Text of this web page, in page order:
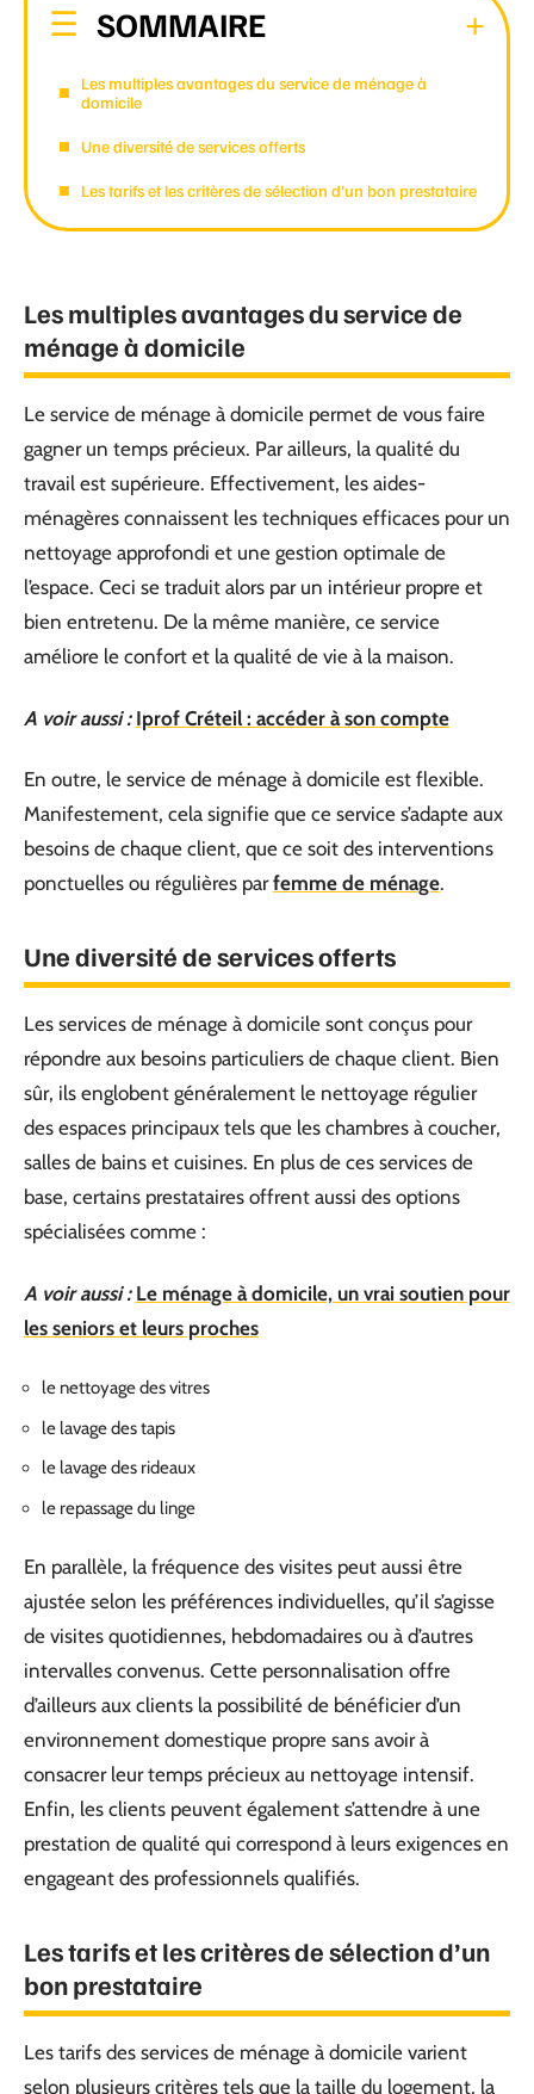
SOMMAIRE
Les multiples avantages du service de ménage à
domicile
Une diversité de services offerts
Les tarifs et les critères de sélection d’un bon prestataire
Les multiples avantages du service de
ménage à domicile
Le service de ménage à domicile permet de vous faire
gagner un temps précieux. Par ailleurs, la qualité du
travail est supérieure. Effectivement, les aides-
ménagères connaissent les techniques efficaces pour un
nettoyage approfondi et une gestion optimale de
l’espace. Ceci se traduit alors par un intérieur propre et
bien entretenu. De la même manière, ce service
améliore le confort et la qualité de vie à la maison.
A voir aussi : Iprof Créteil : accéder à son compte
En outre, le service de ménage à domicile est flexible.
Manifestement, cela signifie que ce service s’adapte aux
besoins de chaque client, que ce soit des interventions
ponctuelles ou régulières parfemme de ménage.
Une diversité de services offerts
Les services de ménage à domicile sont conçus pour
répondre aux besoins particuliers de chaque client. Bien
sûr, ils englobent généralement le nettoyage régulier
des espaces principaux tels que les chambres à coucher,
salles de bains et cuisines. En plus de ces services de
base, certains prestataires offrent aussi des options
spécialisées comme :
A voir aussi : Le ménage à domicile, un vrai soutien pour
les seniors et leurs proches
le nettoyage des vitres
le lavage des tapis
le lavage des rideaux
le repassage du linge
En parallèle, la fréquence des visites peut aussi être
ajustée selon les préférences individuelles, qu’il s’agisse
de visites quotidiennes, hebdomadaires ou à d’autres
intervalles convenus. Cette personnalisation offre
d’ailleurs aux clients la possibilité de bénéficier d’un
environnement domestique propre sans avoir à
consacrer leur temps précieux au nettoyage intensif.
Enfin, les clients peuvent également s’attendre à une
prestation de qualité qui correspond à leurs exigences en
engageant des professionnels qualifiés.
Les tarifs et les critères de sélection d’un
bon prestataire
Les tarifs des services de ménage à domicile varient
selon plusieurs critères tels que la taille du logement, la